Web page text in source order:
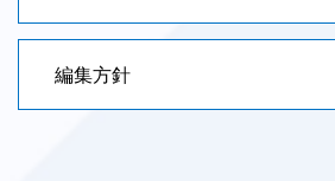
編集方針